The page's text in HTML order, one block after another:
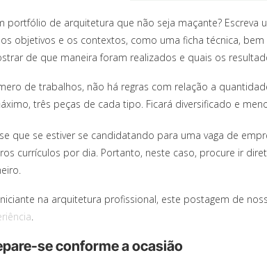
portfólio de arquitetura que não seja maçante?
objetivos e os contextos, como uma ficha técnica,
de que maneira foram realizados e quais os
de trabalhos, não há regras com relação a
três peças de cada tipo. Ficará diversificado e
que se estiver se candidatando para uma vaga de
currículos por dia. Portanto, neste caso, procure ir
na arquitetura profissional, este postagem de
se conforme a ocasião